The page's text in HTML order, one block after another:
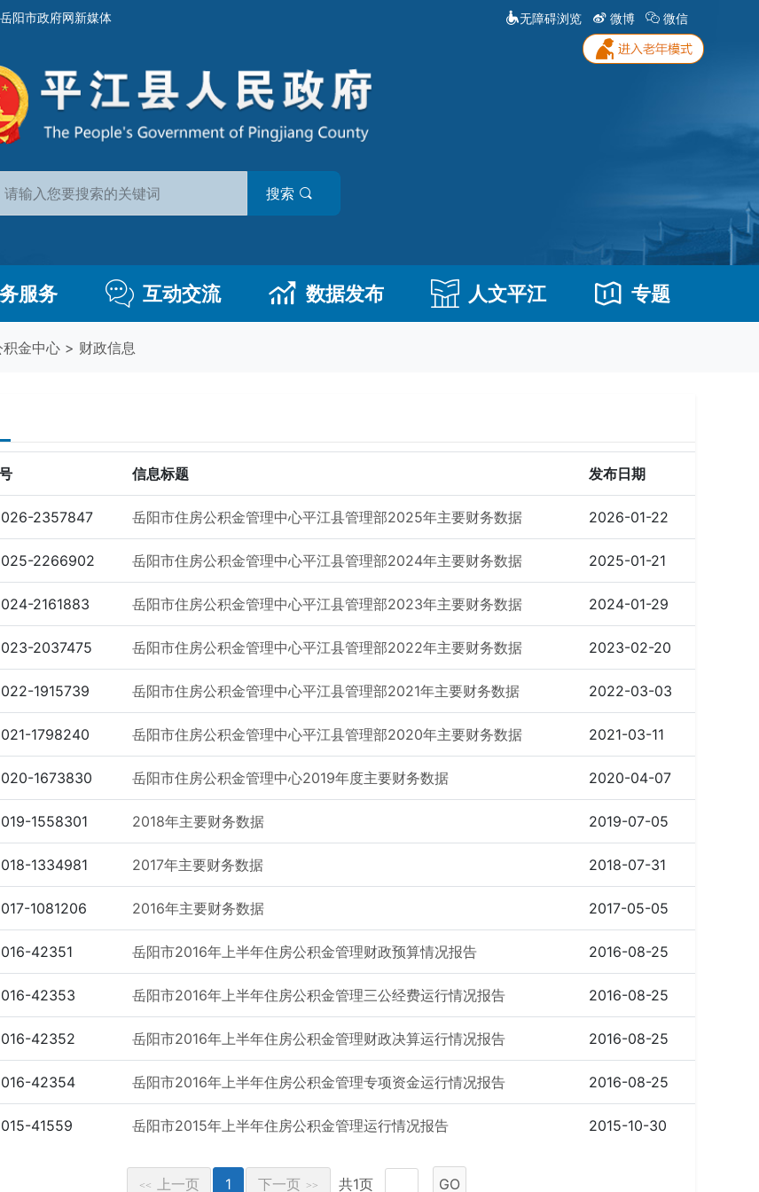
岳阳市政府网新媒体 无障碍浏览 微博 微信
搜索
服务 互动交流 数据发布 人文平江 专题
金中心 > 财政信息
信息标题 发布日期
2357847 岳阳市住房公积金管理中心平江县管理部2025年主要财务数据 2026-01-22
2266902 岳阳市住房公积金管理中心平江县管理部2024年主要财务数据 2025-01-21
2161883 岳阳市住房公积金管理中心平江县管理部2023年主要财务数据 2024-01-29
2037475 岳阳市住房公积金管理中心平江县管理部2022年主要财务数据 2023-02-20
1915739 岳阳市住房公积金管理中心平江县管理部2021年主要财务数据 2022-03-03
1798240 岳阳市住房公积金管理中心平江县管理部2020年主要财务数据 2021-03-11
1673830 岳阳市住房公积金管理中心2019年度主要财务数据 2020-04-07
1558301 2018年主要财务数据 2019-07-05
1334981 2017年主要财务数据 2018-07-31
1081206 2016年主要财务数据 2017-05-05
42351 岳阳市2016年上半年住房公积金管理财政预算情况报告 2016-08-25
42353 岳阳市2016年上半年住房公积金管理三公经费运行情况报告 2016-08-25
42352 岳阳市2016年上半年住房公积金管理财政决算运行情况报告 2016-08-25
42354 岳阳市2016年上半年住房公积金管理专项资金运行情况报告 2016-08-25
41559 岳阳市2015年上半年住房公积金管理运行情况报告 2015-10-30
<< 上一页 1 下一页 >> 共1页 GO